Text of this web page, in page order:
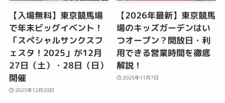
【入場無料】東京競馬場
で年末ビッグイベント！
「スペシャルサンクスフ
ェスタ！2025」が12月
27日（土）・28日（日）
開催
2025年12月20日
【2026年最新】東京競馬
場のキッズガーデンはい
つオープン？開放日・利
用できる営業時間を徹底
解説！
2025年11月7日